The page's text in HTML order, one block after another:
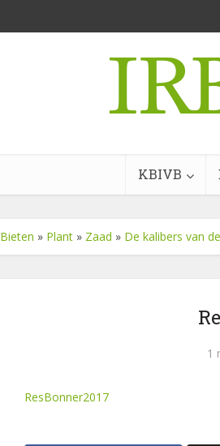
KBIVB
Bieten » Plant » Zaad » De kalibers van
1
ResBonner2017